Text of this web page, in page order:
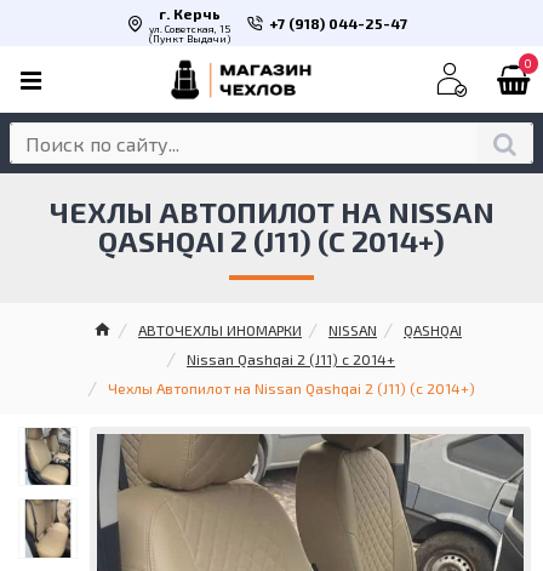
г. Керчь
ул. Советская, 15
(Пункт Выдачи)
+7 (918) 044-25-47
0
АВТОЧЕХЛЫ ИНОМАРКИ NISSAN
QASHQAI
Nissan Qashqai 2 (J11) с 2014+
Чехлы Автопилот на Nissan Qashqai 2 (J11) (с 2014+)
ЧЕХЛЫ АВТОПИЛОТ НА NISSAN
QASHQAI 2 (J11) (С 2014+)